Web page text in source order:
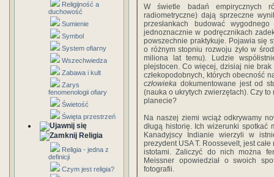
Religijność a
duchowość
Sumienie
Symbol
System ofiarny
Wszechwiedza
Zabawa i kult
Zarys
fenomenologii ofiary
Świetość
Święta przestrzeń
Religia
Religia - jedna z
definicji
Czym jest religia?
W świetle badań empirycznych
radiometryczne) dają sprzeczne
przesłankach budować
jednoznacznie w podręcznikach
powszechnie praktykuje. Pojawia się
o różnym stopniu rozwoju żyło w
miliona lat temu). Ludzie
plejstocen. Co więcej, dzisiaj nie
człekopodobnych, których obecność
człowieka dokumentowane jest od
(nauka o ukrytych zwierzętach). Czy
planecie?
Na naszej ziemi wciąż odkrywamy
długą historię. Ich wizerunki spotkać
Kanadyjscy Indianie wierzyli w
prezydent USA T. Roossevelt, jest
istotami. Zaliczyć do nich można
Meissner opowiedział o swoich
fotografii.